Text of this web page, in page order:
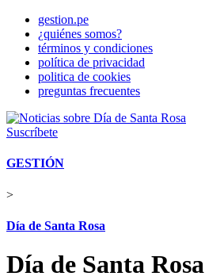
gestion.pe
¿quiénes somos?
términos y condiciones
política de privacidad
politica de cookies
preguntas frecuentes
Suscríbete
GESTIÓN
>
Día de Santa Rosa
Día de Santa Rosa